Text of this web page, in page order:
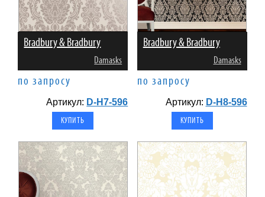
Bradbury & Bradbury
Damasks
по запросу
Артикул: D-H7-596
Bradbury & Bradbury
Damasks
по запросу
Артикул: D-H8-596